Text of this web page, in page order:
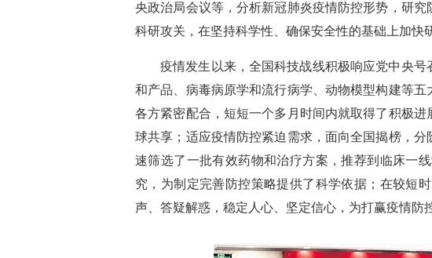
央政治局会议等，分析新冠肺炎疫情防控形势，研
科研攻关，在坚持科学性、确保安全性的基础上加快
疫情发生以来，全国科技战线积极响应党中央
和产品、病毒病原学和流行病学、动物模型构建等
各方紧密配合，短短一个多月时间内就取得了积极
球共享；适应疫情防控紧迫需求，面向全国揭榜，
速筛选了一批有效药物和治疗方案，推荐到临床一
究，为制定完善防控策略提供了科学依据；在较短
声、答疑解惑，稳定人心、坚定信心，为打赢疫情防